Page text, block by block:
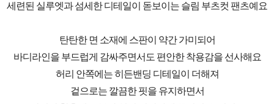
세련된 실루엣과 섬세한 디테일이 돋보이는 슬림 부츠컷 팬츠예요
탄탄한 면 소재에 스판이 약간 가미되어
바디라인을 부드럽게 감싸주면서도 편안한 착용감을 선사해요
허리 안쪽에는 히든밴딩 디테일이 더해져
겉으로는 깔끔한 핏을 유지하면서